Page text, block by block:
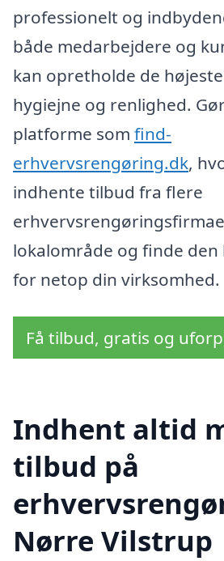
professionelt og
både medarbejdere og
kan opretholde de
hygiejne og renlighed.
platforme som find-
erhvervsrengøring.dk,
indhente tilbud fra flere
lokalområde og finde den
for netop din virksomhed.
Få tilbud, gratis og
Indhent altid
tilbud på
Nørre Vilstrup